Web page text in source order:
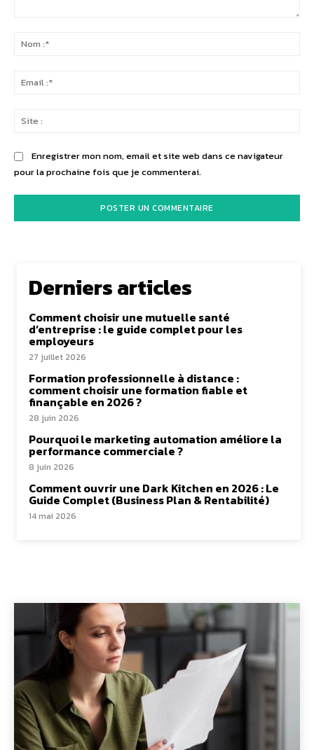
Enregistrer mon nom, email et site web dans ce navigateur
pour la prochaine fois que je commenterai.
Derniers articles
Comment choisir une mutuelle santé
d’entreprise : le guide complet pour les
employeurs
27 juillet 2026
Formation professionnelle à distance :
comment choisir une formation fiable et
finançable en 2026 ?
28 juin 2026
Pourquoi le marketing automation améliore la
performance commerciale ?
8 juin 2026
Comment ouvrir une Dark Kitchen en 2026 : Le
Guide Complet (Business Plan & Rentabilité)
14 mai 2026